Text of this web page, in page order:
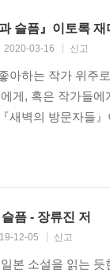
과 슬픔』이토록
2020-03-16 신고
아하는 작가 위주
게, 혹은 작가들
새벽의 방문자들
픔 - 장류진 저
12-05 신고
본 소설을 읽는